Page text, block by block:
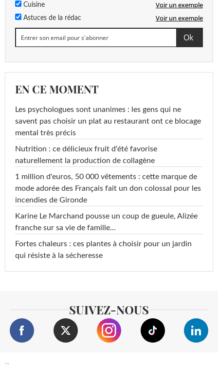
Cuisine Voir un exemple
Astuces de la rédac Voir un exemple
EN CE MOMENT
Les psychologues sont unanimes : les gens qui ne
savent pas choisir un plat au restaurant ont ce blocage
mental très précis
Nutrition : ce délicieux fruit d'été favorise
naturellement la production de collagène
1 million d'euros, 50 000 vêtements : cette marque de
mode adorée des Français fait un don colossal pour les
incendies de Gironde
Karine Le Marchand pousse un coup de gueule, Alizée
franche sur sa vie de famille...
Fortes chaleurs : ces plantes à choisir pour un jardin
qui résiste à la sécheresse
SUIVEZ-NOUS
...